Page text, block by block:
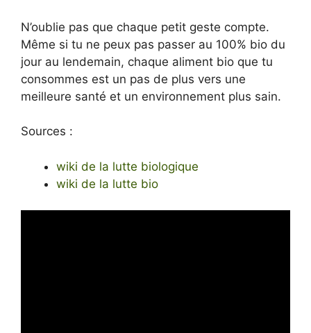
N’oublie pas que chaque petit geste compte.
Même si tu ne peux pas passer au 100% bio du
jour au lendemain, chaque aliment bio que tu
consommes est un pas de plus vers une
meilleure santé et un environnement plus sain.
Sources :
wiki de la lutte biologique
wiki de la lutte bio